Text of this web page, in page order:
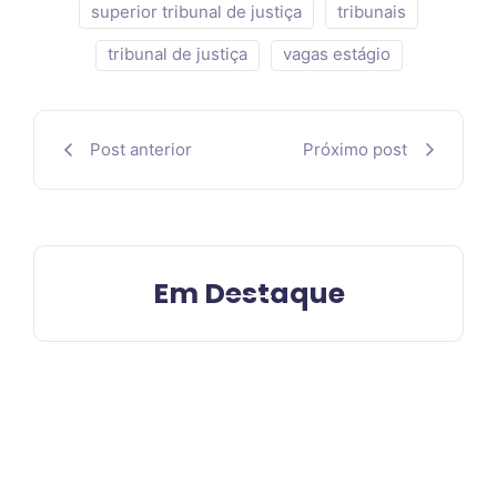
superior tribunal de justiça
tribunais
tribunal de justiça
vagas estágio
Post anterior Próximo post
Em Destaque